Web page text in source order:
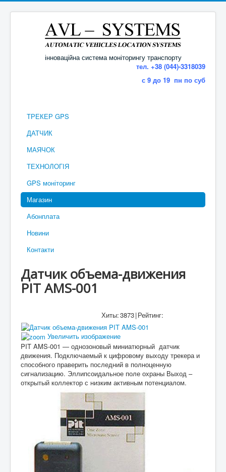
інноваційна система моніторингу транспорту
тел. +38 (044)-3318039
с 9 до 19 пн по суб
ТРЕКЕР GPS
ДАТЧИК
МАЯЧОК
ТЕХНОЛОГІЯ
GPS моніторинг
Магазин
Абонплата
Новини
Контакти
Датчик объема-движения
PIT AMS-001
Хиты:3873|Рейтинг:
Увеличить изображение
PIT AMS-001 — однозоновый миниатюрный датчик
движения. Подключаемый к цифровому выходу трекера и
способного праверить последний в полноценную
сигнализацию. Эллипсоидальное поле охраны Выход –
открытый коллектор с низким активным потенциалом.